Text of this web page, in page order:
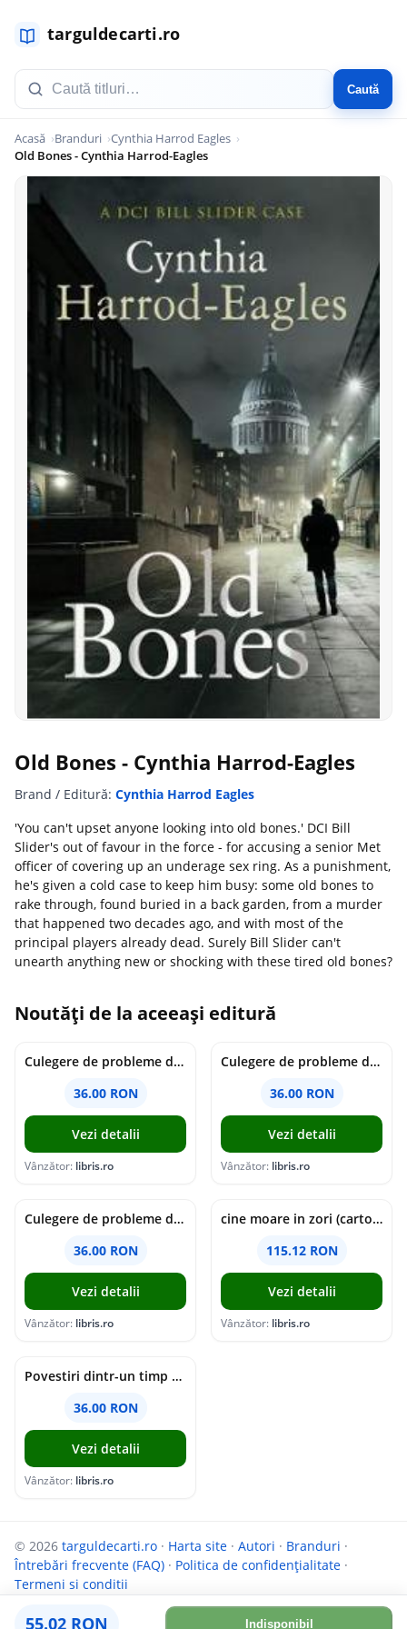
Caută
Acasă Branduri Cynthia Harrod Eagles
Old Bones - Cynthia Harrod-Eagles
Old Bones - Cynthia Harrod-Eagles
Brand / Editură: Cynthia Harrod Eagles
55.02 RON Indisponibil
'You can't upset anyone looking into old bones.' DCI Bill
Slider's out of favour in the force - for accusing a senior Met
officer of covering up an underage sex ring. As a punishment,
he's given a cold case to keep him busy: some old bones to
rake through, found buried in a back garden, from a murder
that happened two decades ago, and with most of the
principal players already dead. Surely Bill Slider can't
unearth anything new or shocking with these tired old bones?
Noutăți de la aceeași editură
Culegere de probleme de matematica - Clasa 7 - Ioana Monalisa Manea
36.00 RON
Vezi detalii
Vânzător: libris.ro
Culegere de probleme de matematica - Clasa 6 - Ioana Monalisa Manea, Cristina Neagoe
36.00 RON
Vezi detalii
Vânzător: libris.ro
Culegere de probleme de matematica - Clasa 5 - Ioana Monalisa Manea, Cristina Neagoe
36.00 RON
Vezi detalii
Vânzător: libris.ro
cine moare in zori (cartonata) - holly jackson
115.12 RON
Vezi detalii
Vânzător: libris.ro
Povestiri dintr-un timp suspendat - Simona Mihutiu
36.00 RON
Vezi detalii
Vânzător: libris.ro
© 2026 targuldecarti.ro · Harta site · Autori · Branduri ·
Întrebări frecvente (FAQ) · Politica de confidențialitate ·
Termeni si conditii
Parteneri:InfoCompanii.ro GoShopping.ro